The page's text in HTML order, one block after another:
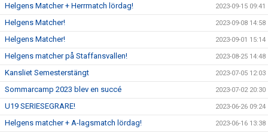
Helgens Matcher + Herrmatch lördag! 2023-09-15 09:41
Helgens Matcher! 2023-09-08 14:58
Helgens Matcher! 2023-09-01 15:14
Helgens matcher på Staffansvallen! 2023-08-25 14:48
Kansliet Semesterstängt 2023-07-05 12:03
Sommarcamp 2023 blev en succé 2023-07-02 20:30
U19 SERIESEGRARE! 2023-06-26 09:24
Helgens matcher + A-lagsmatch lördag! 2023-06-16 13:38